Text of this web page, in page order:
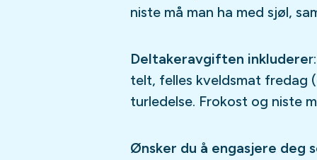
niste må man ha med sjøl,
Deltakeravgiften inkludere
telt, felles kveldsmat fredag
turledelse. Frokost og niste
Ønsker du å engasjere deg